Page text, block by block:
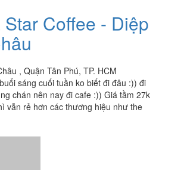
Star Coffee - Diệp
, Quận Tân Phú, TP. HCM
sáng cuối tuần ko biết đi đâu :)) đi
chán nên nay đi cafe :)) Giá tầm 27k
vẫn rẻ hơn các thương hiệu như the